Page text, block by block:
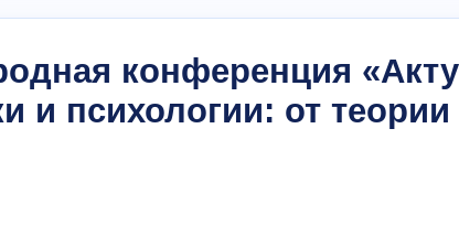
конференция
и психологии: от теории